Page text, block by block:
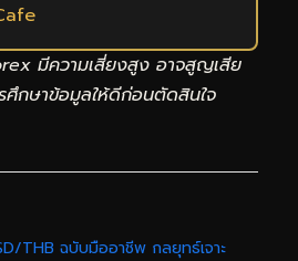
มีความเสี่ยงสูง อาจสูญเสีย
กษาข้อมูลให้ดีก่อนตัดสินใจ
THB ฉบับมืออาชีพ กลยุทธ์เจาะ